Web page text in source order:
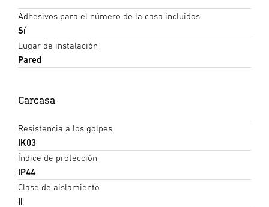
Adhesivos para el número de la casa incluidos
Sí
Lugar de instalación
Pared
Carcasa
Resistencia a los golpes
IK03
Índice de protección
IP44
Clase de aislamiento
II